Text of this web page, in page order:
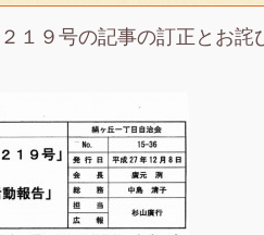
１９号の記事の訂正とお詫